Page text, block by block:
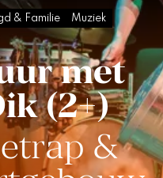
& Familie Muziek
met
(2+)
&